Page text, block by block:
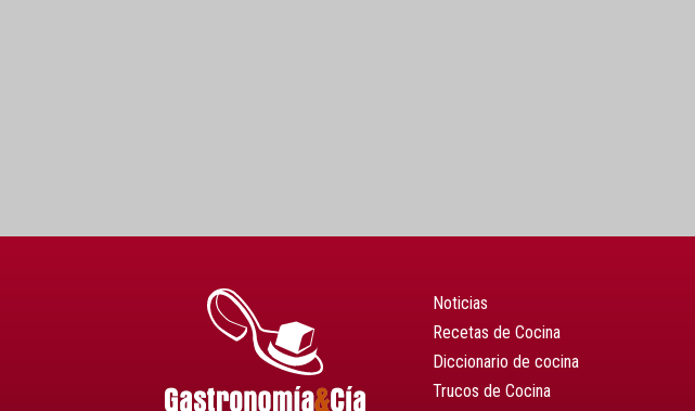
Noticias
Recetas de Cocina
Diccionario de cocina
Trucos de Cocina